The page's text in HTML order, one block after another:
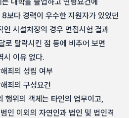
보다 경력이 우수한 지원자가 있었던
인 시설처장의 경우 면접시험 결과
로 탈락시킨 점 등에 비추어 보면
시 이유 없다.
죄의 성립 여부
죄의 구성요건
행위의 객체는 타인의 업무이고,
인 이외의 자연인과 법인 및 법인격